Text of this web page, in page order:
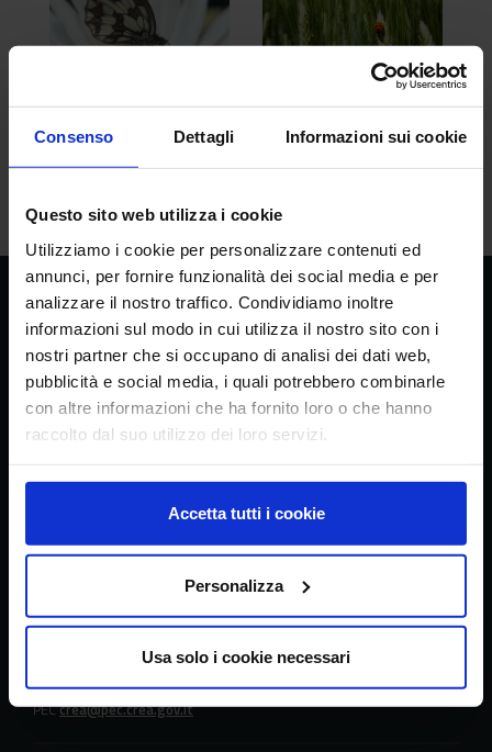
Consenso Dettagli Informazioni sui cookie
Questo sito web utilizza i cookie
Utilizziamo i cookie per personalizzare contenuti ed
annunci, per fornire funzionalità dei social media e per
analizzare il nostro traffico. Condividiamo inoltre
informazioni sul modo in cui utilizza il nostro sito con i
nostri partner che si occupano di analisi dei dati web,
pubblicità e social media, i quali potrebbero combinarle
con altre informazioni che ha fornito loro o che hanno
raccolto dal suo utilizzo dei loro servizi.
Accetta tutti i cookie
Personalizza
Usa solo i cookie necessari
image001.png spighe-cocc.jpg
CREA
Consiglio per la ricerca in agricoltura e
l’analisi dell’economia agraria
Headquarters
Via della Navicella 2/4, 00184 Roma
Partita IVA 08183101008
C.F.: 97231970589
Contacts
tel. + 39 06 478361
emailcrea@crea.gov.it
PECcrea@pec.crea.gov.it